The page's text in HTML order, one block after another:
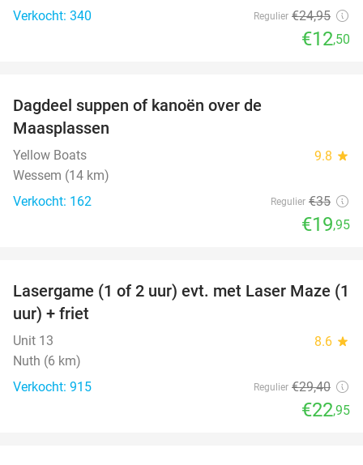
Verkocht: 340
Regulier €24,95
€12,50
Dagdeel suppen of kanoën over de
Maasplassen
Yellow Boats 9.8 star
Wessem (14 km)
Verkocht: 162
Regulier €35
€19,95
22%
Lasergame (1 of 2 uur) evt. met Laser Maze (1
uur) + friet
Unit 13 8.6 star
Nuth (6 km)
Verkocht: 915
Regulier €29,40
€22,95